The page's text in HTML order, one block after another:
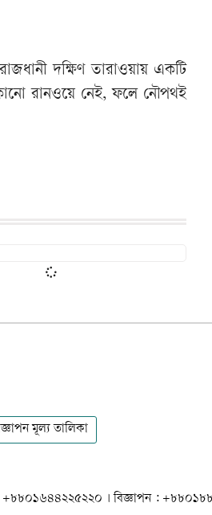
দক্ষিণ তারাওয়ায় একটি
রানওয়ে নেই, ফলে নৌপথই
মূল্য তালিকা
: +৮৮০১৬৪৪২২৫২২০ । বিজ্ঞাপন :